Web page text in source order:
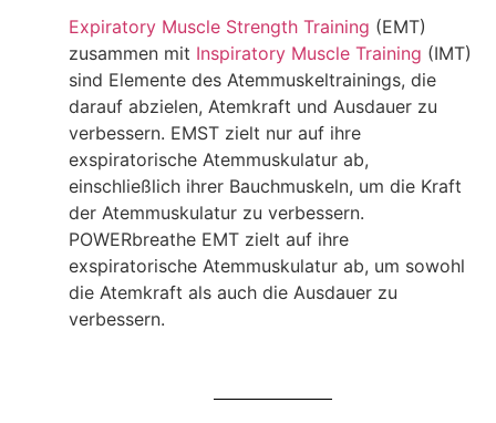
Expiratory Muscle Strength Training (EMT)
zusammen mit Inspiratory Muscle Training (IMT)
sind Elemente des Atemmuskeltrainings, die
darauf abzielen, Atemkraft und Ausdauer zu
verbessern. EMST zielt nur auf ihre
exspiratorische Atemmuskulatur ab,
einschließlich ihrer Bauchmuskeln, um die Kraft
der Atemmuskulatur zu verbessern.
POWERbreathe EMT zielt auf ihre
exspiratorische Atemmuskulatur ab, um sowohl
die Atemkraft als auch die Ausdauer zu
verbessern.